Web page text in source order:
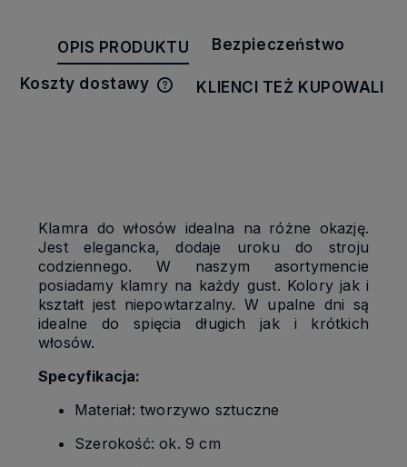
OPIS PRODUKTU Bezpieczeństwo
Koszty dostawy
Cena nie zawiera ewentualnych
KLIENCI TEŻ KUPOWALI
Klamra do włosów idealna na różne okazję.
Jest elegancka, dodaje uroku do stroju
codziennego. W naszym asortymencie
posiadamy klamry na każdy gust. Kolory jak i
kształt jest niepowtarzalny. W upalne dni są
idealne do spięcia długich jak i krótkich
włosów.
Specyfikacja:
Materiał: tworzywo sztuczne
Szerokość: ok. 9 cm